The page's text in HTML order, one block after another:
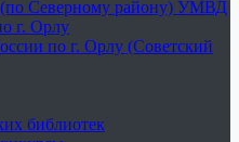
Северному району) УМВД
г. Орлу
по г. Орлу (Советский
библиотек